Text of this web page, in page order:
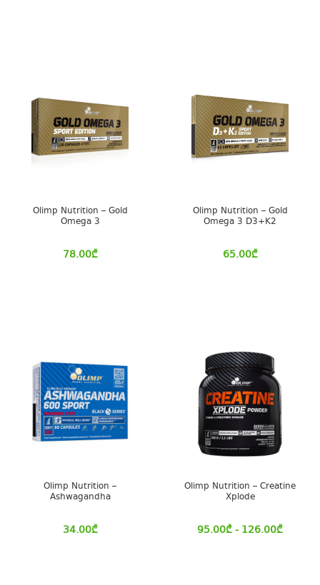
Olimp Nutrition – Gold
Omega 3
78.00₾
Olimp Nutrition – Gold
Omega 3 D3+K2
65.00₾
Olimp Nutrition –
Ashwagandha
34.00₾
Olimp Nutrition – Creatine
Xplode
95.00₾- 126.00₾